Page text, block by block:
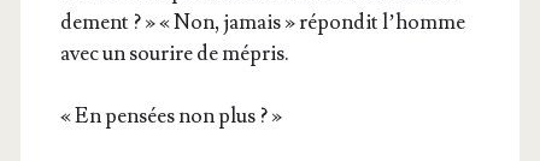
de­ment ? » « Non, jamais » répon­dit l’homme
avec un sou­rire de mépris.
« En pen­sées non plus ? »